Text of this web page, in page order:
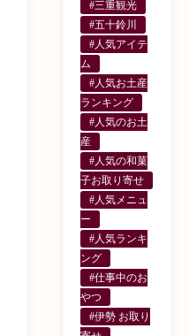
#三重観光
#五十鈴川
#人気アイテ
ム
#人気お土産
ランキング
#人気のお土
産
#人気の和菓
子お取り寄せ
#人気メニュ
ー
#人気ランキ
ング
#仕事中のお
やつ
#伊勢 お取り